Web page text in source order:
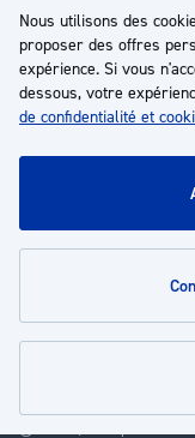
Nous utilisons des
proposer des offres
expérience. Si vous
dessous, votre
de confidentialité et
Réparation
Formation
À propos
Service client